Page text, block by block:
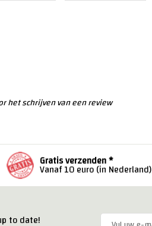
het schrijven van een review
Gratis verzenden *
Vanaf 10 euro (in Nederland)
to date!